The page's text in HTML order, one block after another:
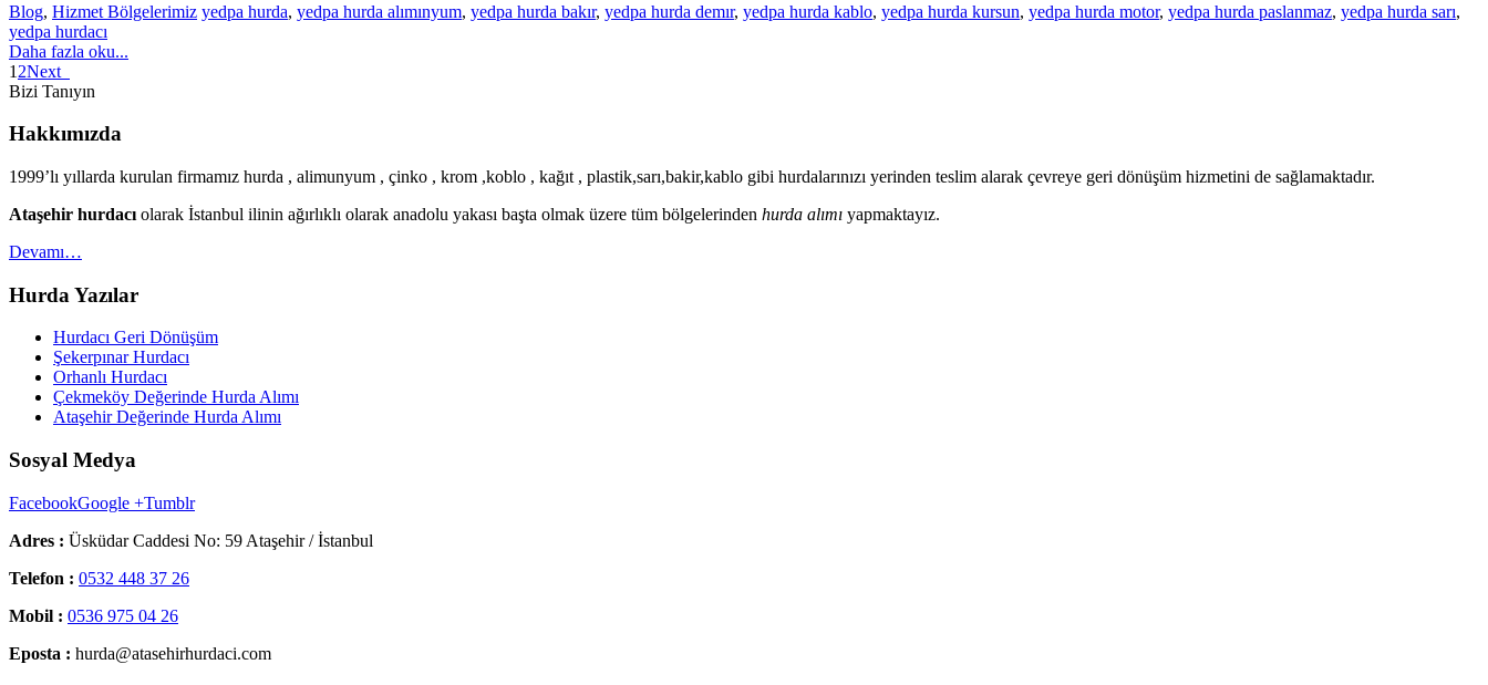
Blog, Hizmet Bölgelerimiz yedpa hurda, yedpa hurda alımınyum, yedpa hurda bakır, yedpa hurda demır, yedpa hurda kablo, yedpa hurda kursun, yedpa hurda motor, yedpa hurda paslanmaz, yedpa hurda sarı,
yedpa hurdacı
Daha fazla oku...
1 2Next
Bizi Tanıyın
Hakkımızda
1999’lı yıllarda kurulan firmamız hurda , alimunyum , çinko , krom ,koblo , kağıt , plastik,sarı,bakir,kablo gibi hurdalarınızı yerinden teslim alarak çevreye geri dönüşüm hizmetini de sağlamaktadır.
Ataşehir hurdacı olarak İstanbul ilinin ağırlıklı olarak anadolu yakası başta olmak üzere tüm bölgelerinden hurda alımı yapmaktayız.
Devamı…
Hurda Yazılar
Hurdacı Geri Dönüşüm
Şekerpınar Hurdacı
Orhanlı Hurdacı
Çekmeköy Değerinde Hurda Alımı
Ataşehir Değerinde Hurda Alımı
Sosyal Medya
FacebookGoogle +Tumblr
Adres : Üsküdar Caddesi No: 59 Ataşehir / İstanbul
Telefon : 0532 448 37 26
Mobil : 0536 975 04 26
Eposta : hurda@atasehirhurdaci.com